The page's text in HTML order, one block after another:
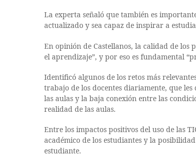
La experta señaló que también es
actualizado y sea capaz de inspirar a
En opinión de Castellanos, la calidad de los
el aprendizaje”, y por eso es fundamental
Identificó algunos de los retos más
trabajo de los docentes diariamente, que
las aulas y la baja conexión entre las
realidad de las aulas.
Entre los impactos positivos del uso de las
académico de los estudiantes y la
estudiante.